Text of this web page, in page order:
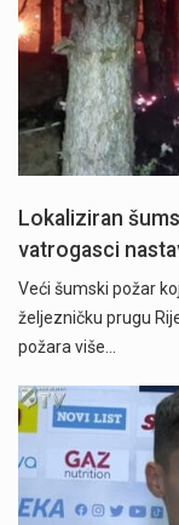
Lokaliziran
vatrogasci
Veći šumski požar
željezničku prugu
požara više…